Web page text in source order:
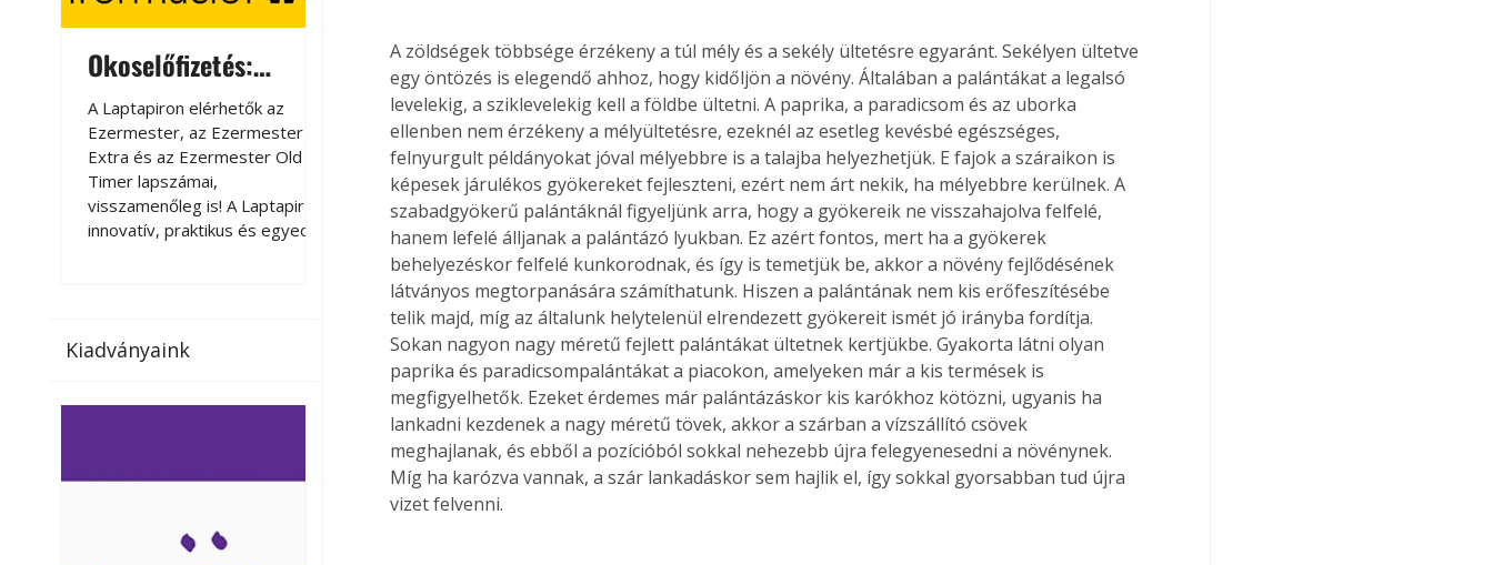
Okoselőfizetés:
Ezermester Extra
A Laptapiron elérhetők az
Ezermester, az Ezermester
Extra és az Ezermester Old
Timer lapszámai,
visszamenőleg is! A Laptapir új,
innovatív, praktikus és egyedi
az otthonában, útközben vagy
elérhetők lapszámaink. Bárhol,
Okoselőfizetés
A Laptapiron elérhetők az
Ezermester, az Ezermester
Extra és az Ezermester Old
Timer lapszámai,
visszamenőleg is! A Laptapir új,
innovatív, praktikus és egyedi
megoldás a nyomtatott
magazinok digitális olvasására
számítógépen, okostelefonon
vagy táblagépen. Kényelmesen
az otthonában, útközben vagy
nyaralás, pihenés alatt is
elérhetők lapszámaink. Bárhol,
bármikor, akár külföldön élve
vagy dolgozva is olvashatók az
Ezermester lapszámai. A
Laptapir kényelmes megoldás,
Együtt jobban megéri!
Bővebb információ itt!
Együtt jobban megéri! A
könyvek tetszőleges
párosítással kedvezményes
áron, 0 Ft postaköltséggel
megrendelhetők!
Kiadványaink
A zöldségek többsége érzékeny a túl mély és a sekély ültetésre egyaránt. Sekélyen ültetve
egy öntözés is elegendő ahhoz, hogy kidőljön a növény. Általában a palántákat a legalsó
levelekig, a sziklevelekig kell a földbe ültetni. A paprika, a paradicsom és az uborka
ellenben nem érzékeny a mélyültetésre, ezeknél az esetleg kevésbé egészséges,
felnyurgult példányokat jóval mélyebbre is a talajba helyezhetjük. E fajok a száraikon is
képesek járulékos gyökereket fejleszteni, ezért nem árt nekik, ha mélyebbre kerülnek. A
szabadgyökerű palántáknál figyeljünk arra, hogy a gyökereik ne visszahajolva felfelé,
hanem lefelé álljanak a palántázó lyukban. Ez azért fontos, mert ha a gyökerek
behelyezéskor felfelé kunkorodnak, és így is temetjük be, akkor a növény fejlődésének
látványos megtorpanására számíthatunk. Hiszen a palántának nem kis erőfeszítésébe
telik majd, míg az általunk helytelenül elrendezett gyökereit ismét jó irányba fordítja.
Sokan nagyon nagy méretű fejlett palántákat ültetnek kertjükbe. Gyakorta látni olyan
paprika és paradicsompalántákat a piacokon, amelyeken már a kis termések is
megfigyelhetők. Ezeket érdemes már palántázáskor kis karókhoz kötözni, ugyanis ha
lankadni kezdenek a nagy méretű tövek, akkor a szárban a vízszállító csövek
meghajlanak, és ebből a pozícióból sokkal nehezebb újra felegyenesedni a növénynek.
Míg ha karózva vannak, a szár lankadáskor sem hajlik el, így sokkal gyorsabban tud újra
vizet felvenni.